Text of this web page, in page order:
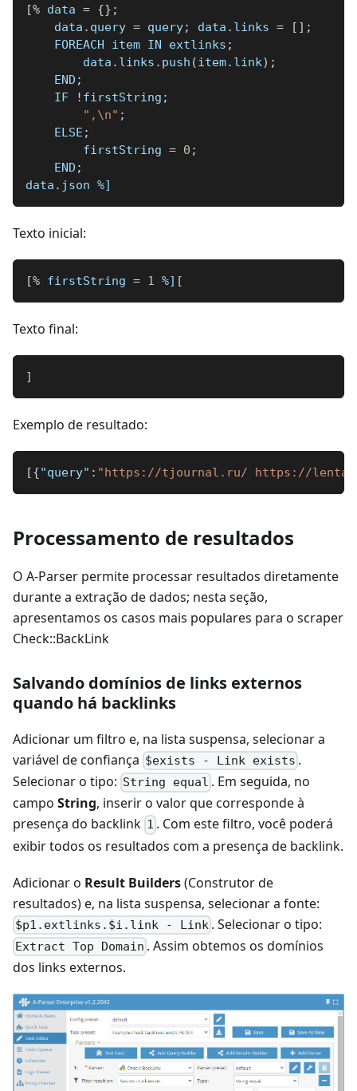
[% data = {} ;
    data
. query = query; data . links = [ ] ;
    FOREACH item IN extlinks
;
        data
. links . push (item. link) ;
    END
;
    IF
! firstString ;
",\n" ;
    ELSE
;
        firstString
= 0 ;
    END
;
data . json %]
Texto inicial:
[% firstString = 1 %] [
Texto final:
]
Exemplo de resultado:
[{"query" : "https://tjournal.ru/ https://
Processamento de resultados
O A-Parser permite processar resultados diretamente
durante a extração de dados; nesta seção,
apresentamos os casos mais populares para o scraper
Check::BackLink
Salvando domínios de links externos
quando há backlinks
Adicionar um filtro e, na lista suspensa, selecionar a
variável de confiança $exists - Link exists .
Selecionar o tipo: String equal . Em seguida, no
campo String, inserir o valor que corresponde à
presença do backlink 1 . Com este filtro, você poderá
exibir todos os resultados com a presença de backlink.
Adicionar o Result Builders(Construtor de
resultados) e, na lista suspensa, selecionar a fonte:
$p1.extlinks.$i.link - Link . Selecionar o tipo:
Extract Top Domain . Assim obtemos os domínios
dos links externos.